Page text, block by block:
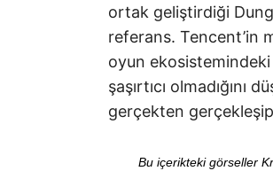
ortak geliştirdiği
referans. Tencent’in
oyun
şaşırtıcı
gerçekten
Bu içerikteki görseller